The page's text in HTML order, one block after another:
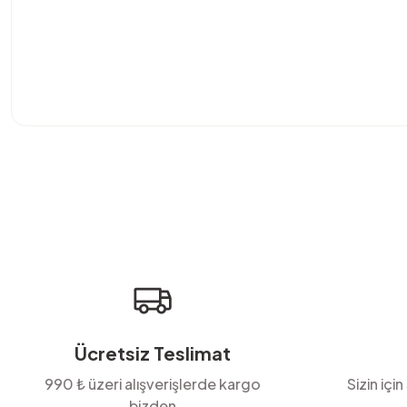
Bu ürüne benzer farklı alternatifler olmalı.
Ücretsiz Teslimat
990 ₺ üzeri alışverişlerde kargo
Sizin